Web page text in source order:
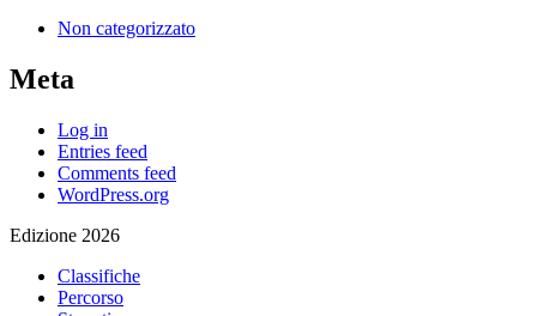
Non categorizzato
Meta
Log in
Entries feed
Comments feed
WordPress.org
Edizione 2026
Classifiche
Percorso